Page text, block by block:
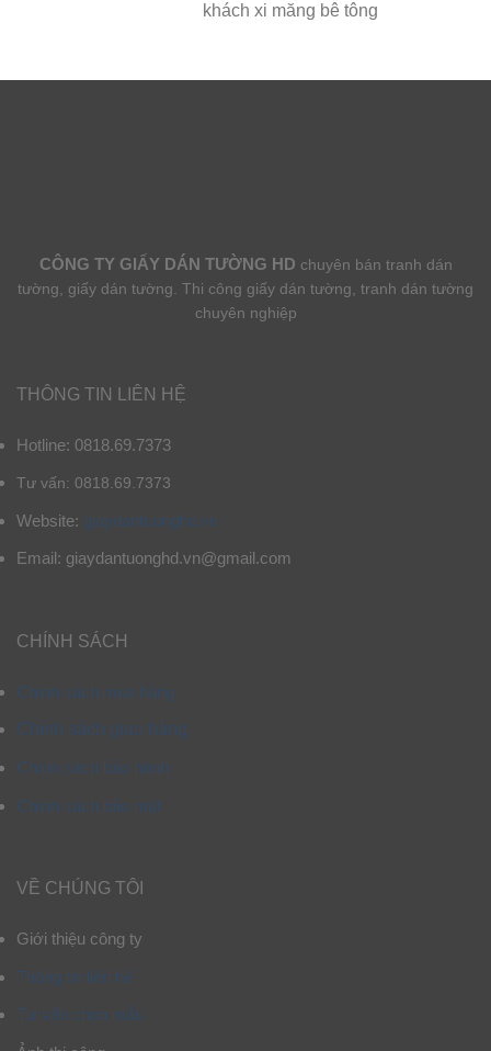
khách xi măng bê tông
CÔNG TY GIẤY DÁN TƯỜNG HD chuyên bán tranh dán
tường, giấy dán tường. Thi công giấy dán tường, tranh dán tường
chuyên nghiệp
THÔNG TIN LIÊN HỆ
Hotline: 0818.69.7373
Tư vấn: 0818.69.7373
Website: giaydantuonghd.vn
Email: giaydantuonghd.vn@gmail.com
CHÍNH SÁCH
Chính sách mua hàng
Chính sách giao hàng
Chính sách bảo hành
Chính sách bảo mật
VỀ CHÚNG TÔI
Giới thiệu công ty
Thông tin liên hệ
Tư vấn chọn mẫu